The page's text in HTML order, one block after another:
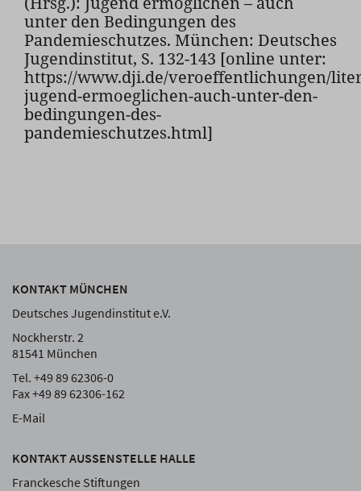
unter den Bedingungen des
Pandemieschutzes. München: Deutsches
Jugendinstitut, S. 132-143 [online unter:
https://www.dji.de/veroeffentlichungen/
jugend-ermoeglichen-auch-unter-den-
bedingungen-des-
pandemieschutzes.html]
KONTAKT MÜNCHEN
Deutsches Jugendinstitut e.V.
Nockherstr. 2
81541 München
Tel. +49 89 62306-0
Fax +49 89 62306-162
E-Mail
KONTAKT AUSSENSTELLE HALLE
Franckesche Stiftungen